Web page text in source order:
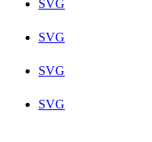
SVG
SVG
SVG
SVG